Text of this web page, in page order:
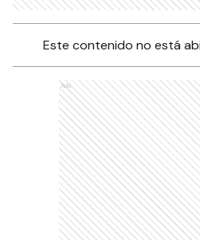
Este contenido no está
Ads